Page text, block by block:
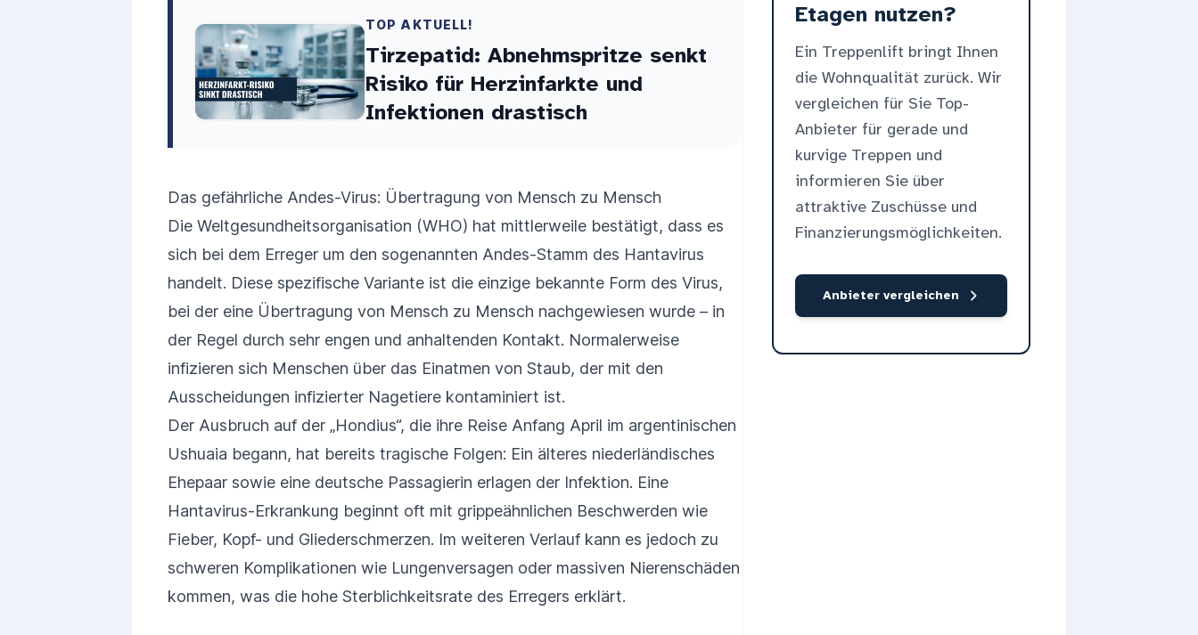
TOP AKTUELL!
Tirzepatid: Abnehmspritze senkt
Risiko für Herzinfarkte und
Infektionen drastisch
Das gefährliche Andes-Virus: Übertragung von Mensch zu Mensch
Die Weltgesundheitsorganisation (WHO) hat mittlerweile bestätigt, dass es
sich bei dem Erreger um den sogenannten Andes-Stamm des Hantavirus
handelt. Diese spezifische Variante ist die einzige bekannte Form des Virus,
bei der eine Übertragung von Mensch zu Mensch nachgewiesen wurde – in
der Regel durch sehr engen und anhaltenden Kontakt. Normalerweise
infizieren sich Menschen über das Einatmen von Staub, der mit den
Ausscheidungen infizierter Nagetiere kontaminiert ist.
Der Ausbruch auf der „Hondius“, die ihre Reise Anfang April im argentinischen
Ushuaia begann, hat bereits tragische Folgen: Ein älteres niederländisches
Ehepaar sowie eine deutsche Passagierin erlagen der Infektion. Eine
Hantavirus-Erkrankung beginnt oft mit grippeähnlichen Beschwerden wie
Fieber, Kopf- und Gliederschmerzen. Im weiteren Verlauf kann es jedoch zu
schweren Komplikationen wie Lungenversagen oder massiven Nierenschäden
kommen, was die hohe Sterblichkeitsrate des Erregers erklärt.
Etagen nutzen?
Ein Treppenlift bringt Ihnen
die Wohnqualität zurück. Wir
vergleichen für Sie Top-
Anbieter für gerade und
kurvige Treppen und
informieren Sie über
attraktive Zuschüsse und
Finanzierungsmöglichkeiten.
Anbieter vergleichen